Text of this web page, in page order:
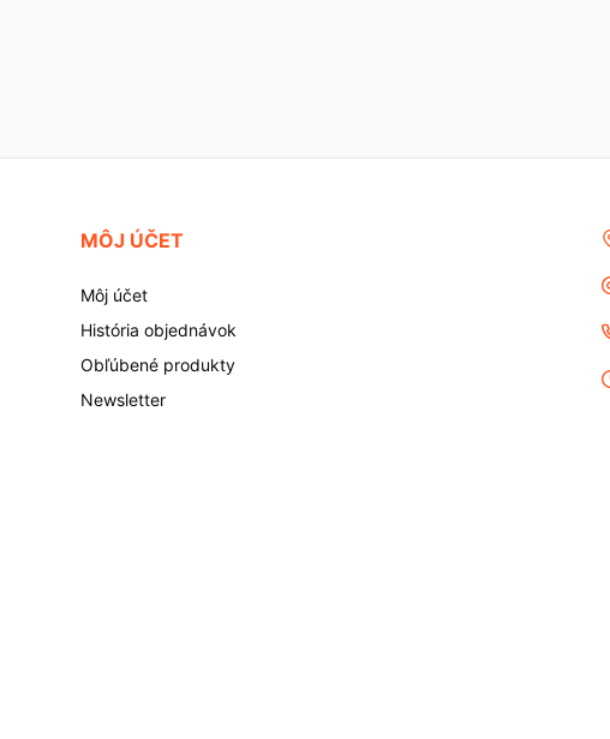
MÔJ ÚČET
Môj účet
História objednávok
Obľúbené produkty
Newsletter